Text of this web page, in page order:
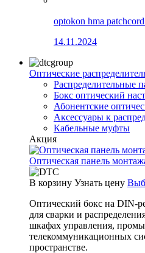
optokon hma
14.11.2024
Оптические
Распределительные
Бокс оптический
Абонентские
Аксессуары к
Кабельные муфты
Акция
Оптическая панель
В корзину Узнать цену
Оптический бокс на DIN-
для сварки и
шкафах управления,
телекоммуникационных
пространстве.